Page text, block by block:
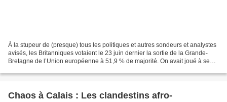
À la stupeur de (presque) tous les politiques et autres sondeurs et analystes
avisés, les Britanniques votaient le 23 juin dernier la sortie de la Grande-
Bretagne de l’Union européenne à 51,9 % de majorité. On avait joué à se
Chaos à Calais : Les clandestins afro-